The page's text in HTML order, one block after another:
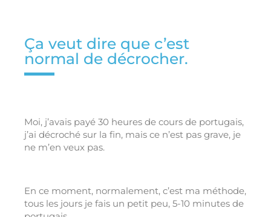
Ça veut dire que c’est
normal de décrocher.
Moi, j’avais payé 30 heures de cours de portugais,
j’ai décroché sur la fin, mais ce n’est pas grave, je
ne m’en veux pas.
En ce moment, normalement, c’est ma méthode,
tous les jours je fais un petit peu, 5-10 minutes de